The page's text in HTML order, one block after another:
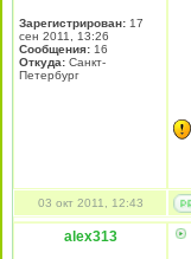
Зарегистрирован: 17
сен 2011, 13:26
Сообщения: 16
Откуда: Санкт-
Петербург
03 окт 2011, 12:43
alex313